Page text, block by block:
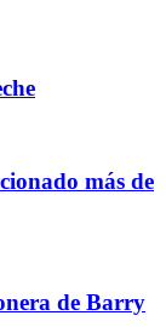
más de
de Barry